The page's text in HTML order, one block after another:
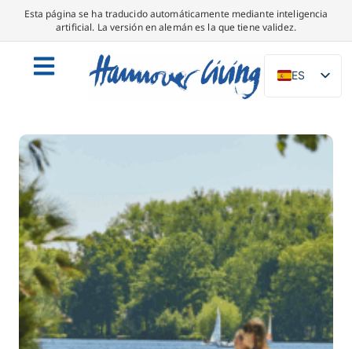
Esta página se ha traducido automáticamente mediante inteligencia
artificial. La versión en alemán es la que tiene validez.
ES
DE
NL
IT
DA
SV
FR
PT